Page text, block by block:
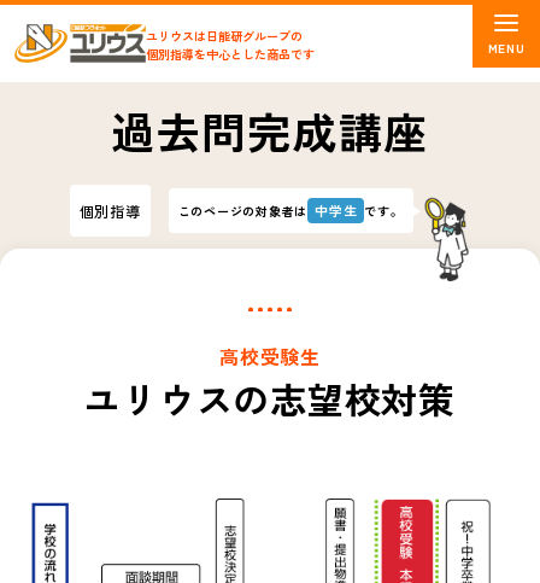
ユリウスは日能研グループの
個別指導を中心とした商品です
過去問完成講座
個別指導 このページの対象者は 中学生 です。
高校受験生
ユリウスの志望校対策